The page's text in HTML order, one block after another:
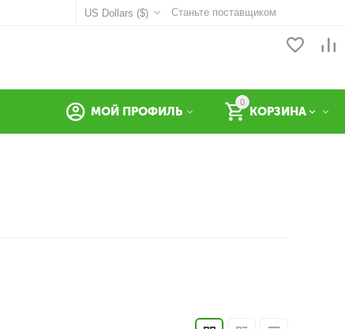
Станьте поставщиком
US Dollars ($)
0
КОРЗИНА
МОЙ ПРОФИЛЬ